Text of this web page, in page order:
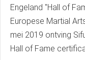
Engeland "Hall of
Europese Martial
mei 2019 ontving
Hall of Fame